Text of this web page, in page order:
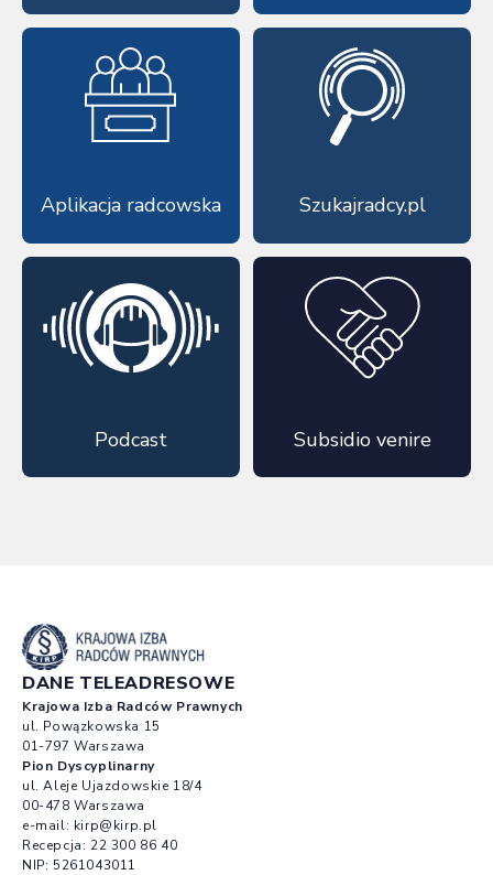
Aplikacja radcowska Szukajradcy.pl
Podcast Subsidio venire
DANE TELEADRESOWE
Krajowa Izba Radców Prawnych
ul. Powązkowska 15
01-797 Warszawa
Pion Dyscyplinarny
ul. Aleje Ujazdowskie 18/4
00-478 Warszawa
e-mail: kirp@kirp.pl
Recepcja: 22 300 86 40
NIP: 5261043011